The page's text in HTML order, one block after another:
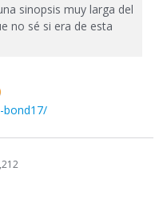
sinopsis muy larga del
no sé si era de esta
bond17/